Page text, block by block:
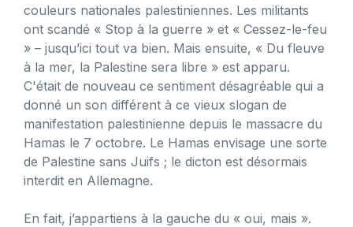
couleurs nationales palestiniennes. Les militants
ont scandé « Stop à la guerre » et « Cessez-le-feu
» – jusqu’ici tout va bien. Mais ensuite, « Du fleuve
à la mer, la Palestine sera libre » est apparu.
C'était de nouveau ce sentiment désagréable qui a
donné un son différent à ce vieux slogan de
manifestation palestinienne depuis le massacre du
Hamas le 7 octobre. Le Hamas envisage une sorte
de Palestine sans Juifs ; le dicton est désormais
interdit en Allemagne.
En fait, j’appartiens à la gauche du « oui, mais ».